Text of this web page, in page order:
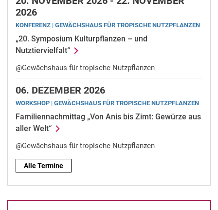
2026
KONFERENZ | GE­WÄCHS­HAUS FÜR TRO­PI­SCHE NUTZ­PFLAN­ZEN
„20. Symposium Kulturpflanzen – und
Nutztiervielfalt“
@Gewächshaus für tropische Nutzpflanzen
06. DEZEMBER 2026
WORKSHOP | GE­WÄCHS­HAUS FÜR TRO­PI­SCHE NUTZ­PFLAN­ZEN
Familiennachmittag „Von Anis bis Zimt: Gewürze aus
aller Welt“
@Gewächshaus für tropische Nutzpflanzen
Alle Termine